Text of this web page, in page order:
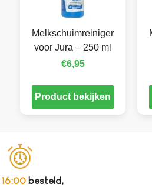
Melkschuimreiniger
voor Jura – 250 ml
€6,95
Product bekijken
16:00besteld,